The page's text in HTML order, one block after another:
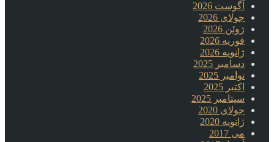
آگوست 2026
جولای 2026
ژوئن 2026
فوریه 2026
ژانویه 2026
دسامبر 2025
نوامبر 2025
اکتبر 2025
سپتامبر 2025
جولای 2020
ژانویه 2020
می 2017